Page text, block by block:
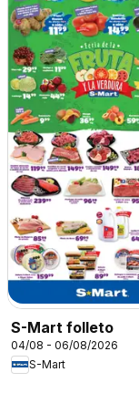
S-Mart folleto
04/08 - 06/08/2026
S-Mart